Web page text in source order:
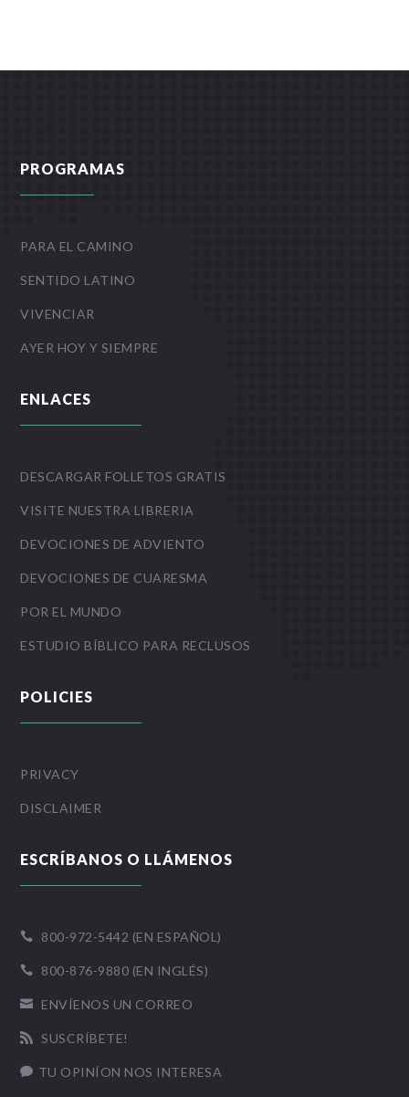
PROGRAMAS
PARA EL CAMINO
SENTIDO LATINO
VIVENCIAR
AYER HOY Y SIEMPRE
ENLACES
DESCARGAR FOLLETOS GRATIS
VISITE NUESTRA LIBRERIA
DEVOCIONES DE ADVIENTO
DEVOCIONES DE CUARESMA
POR EL MUNDO
ESTUDIO BÍBLICO PARA RECLUSOS
POLICIES
PRIVACY
DISCLAIMER
ESCRÍBANOS O LLÁMENOS
 800-972-5442 (EN ESPAÑOL)
 800-876-9880 (EN INGLÉS)
 ENVÍENOS UN CORREO
 SUSCRÍBETE!
 TU OPINÍON NOS INTERESA